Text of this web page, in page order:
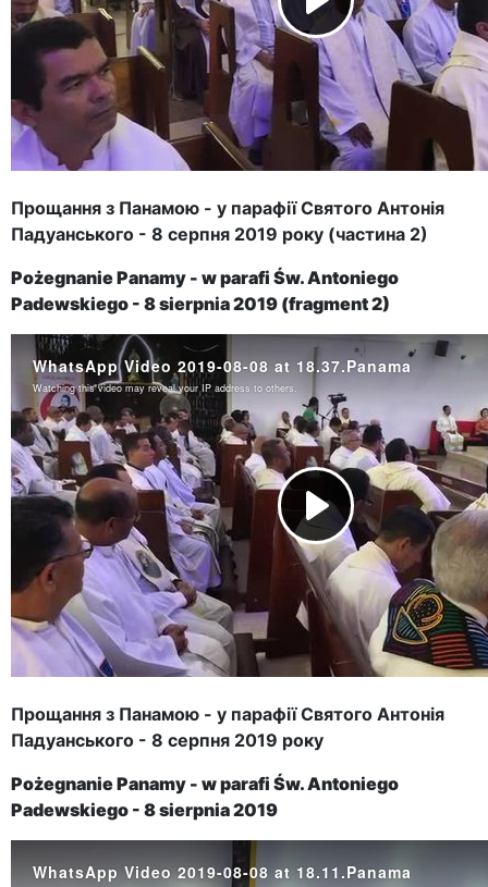
Прощання з Панамою - у парафії Святого Антонія
Падуанського - 8 серпня 2019 року (частина 2)
Pożegnanie Panamy - w parafi Św. Antoniego
Padewskiego - 8 sierpnia 2019 (fragment 2)
Прощання з Панамою - у парафії Святого Антонія
Падуанського - 8 серпня 2019 року
Pożegnanie Panamy - w parafi Św. Antoniego
Padewskiego - 8 sierpnia 2019